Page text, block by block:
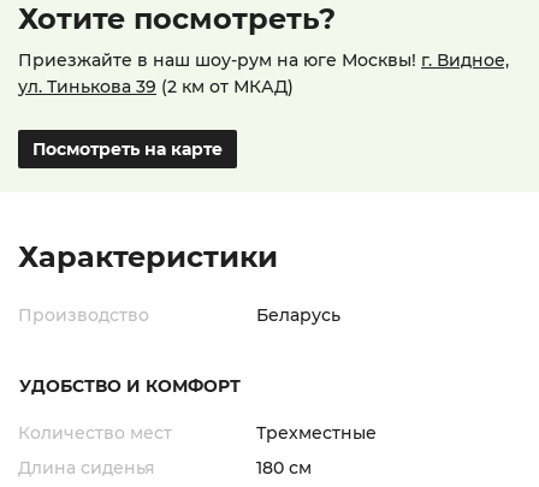
Хотите посмотреть?
Приезжайте в наш шоу-рум на юге Москвы! г. Видное,
ул. Тинькова 39 (2 км от МКАД)
Посмотреть на карте
Характеристики
Производство Беларусь
УДОБСТВО И КОМФОРТ
Количество мест
Трехместные
Длина сиденья
180 см